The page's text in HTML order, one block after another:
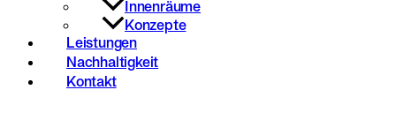
Innenräume
Konzepte
Leistungen
Nachhaltigkeit
Kontakt